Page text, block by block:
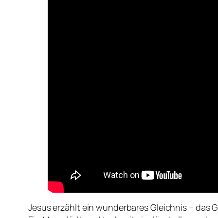
Jesus erzählt ein wunderbares Gleichnis – das